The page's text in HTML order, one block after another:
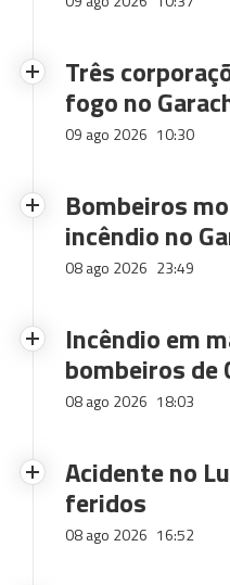
Três
fogo no
09 ago 2026 10:30
Bombeiros
incêndio no
08 ago 2026 23:49
Incêndio em
bombeiros de
08 ago 2026 18:03
Acidente no
feridos
08 ago 2026 16:52